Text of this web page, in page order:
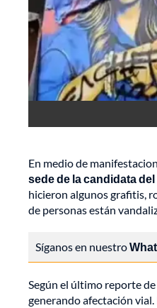
En medio de
sede de la candidata
hicieron algunos grafitis,
de personas están
Síganos en nuestro
Según el último reporte
generando afectación